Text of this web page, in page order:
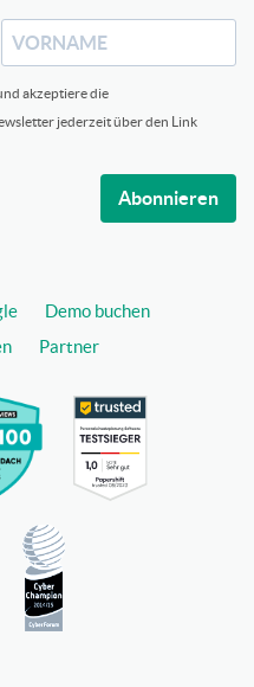
akzeptiere die
jederzeit über den Link
Abonnieren
Demo buchen
Partner